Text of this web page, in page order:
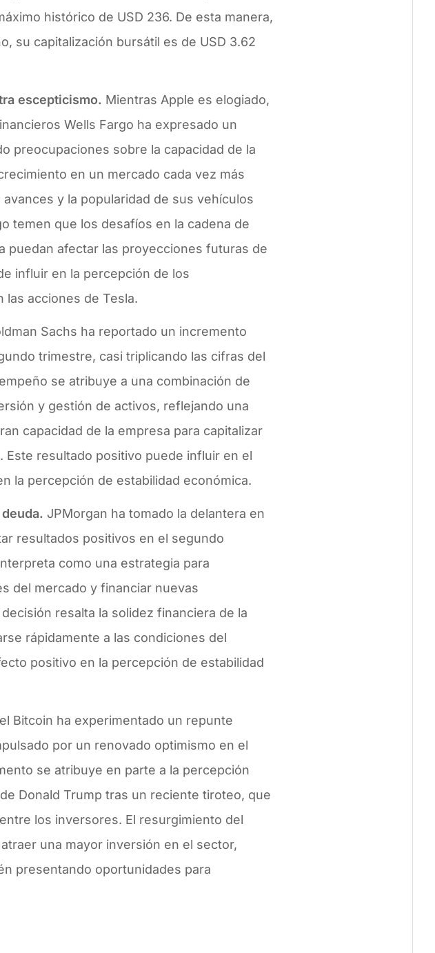
histórico de USD 236. De esta manera,
su capitalización bursátil es de USD 3.62
escepticismo. Mientras Apple es elogiado,
Wells Fargo ha expresado un
preocupaciones sobre la capacidad de la
en un mercado cada vez más
y la popularidad de sus vehículos
temen que los desafíos en la cadena de
puedan afectar las proyecciones futuras de
influir en la percepción de los
las acciones de Tesla.
Sachs ha reportado un incremento
trimestre, casi triplicando las cifras del
se atribuye a una combinación de
y gestión de activos, reflejando una
capacidad de la empresa para capitalizar
resultado positivo puede influir en el
la percepción de estabilidad económica.
JPMorgan ha tomado la delantera en
resultados positivos en el segundo
como una estrategia para
del mercado y financiar nuevas
resalta la solidez financiera de la
rápidamente a las condiciones del
positivo en la percepción de estabilidad
Bitcoin ha experimentado un repunte
por un renovado optimismo en el
se atribuye en parte a la percepción
Donald Trump tras un reciente tiroteo, que
los inversores. El resurgimiento del
una mayor inversión en el sector,
presentando oportunidades para